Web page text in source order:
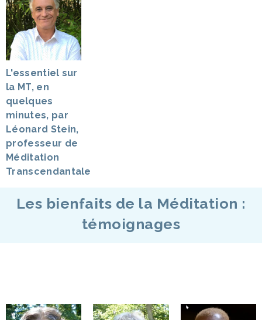
L'essentiel sur
la MT, en
quelques
minutes, par
Léonard Stein,
professeur de
Méditation
Transcendantale
Les bienfaits de la Méditation :
témoignages